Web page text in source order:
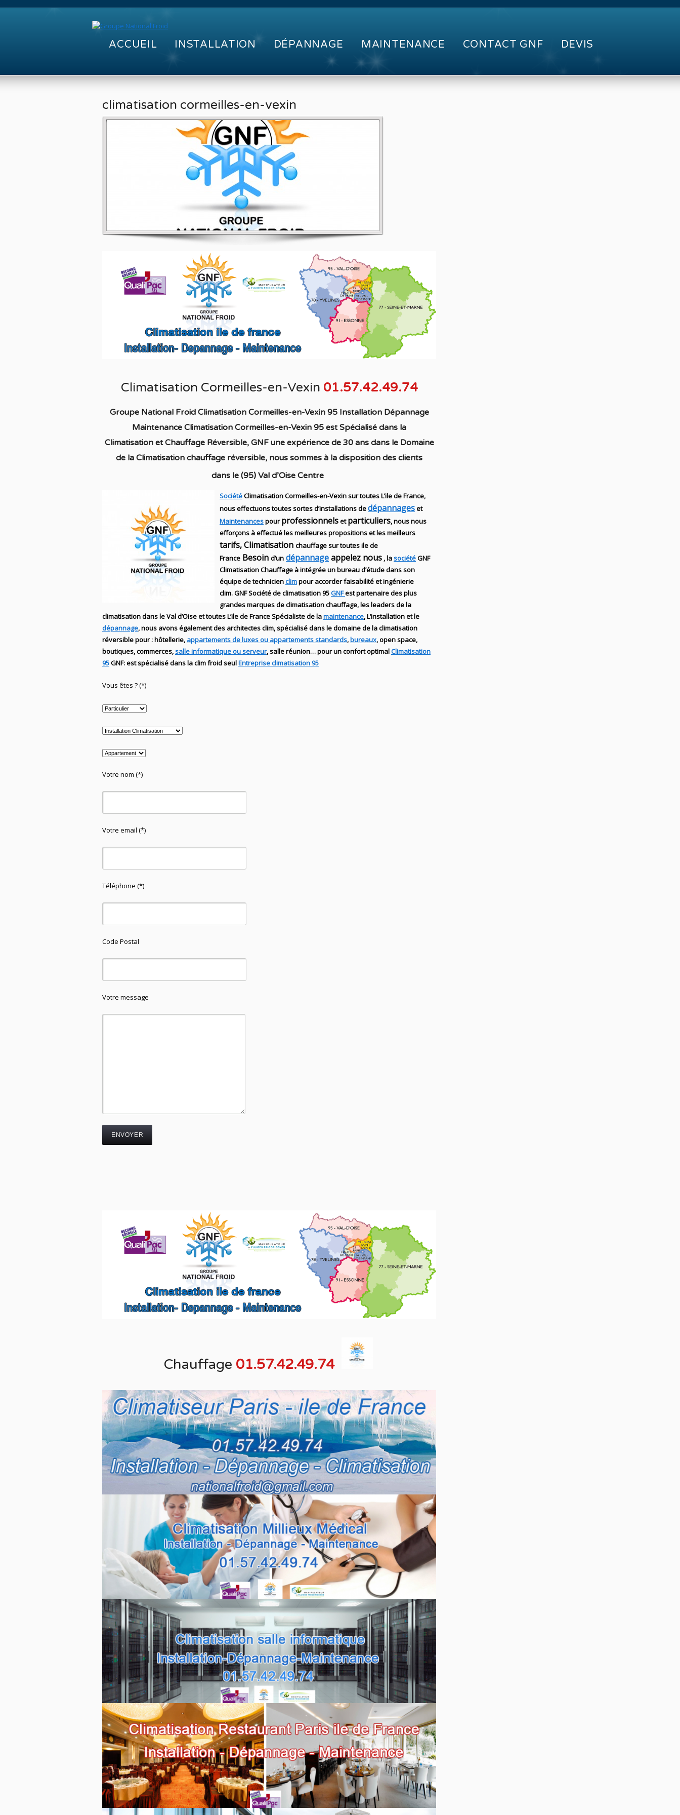
ACCUEIL INSTALLATION DÉPANNAGE MAINTENANCE CONTACT GNF DEVIS
climatisation cormeilles-en-vexin
Climatisation Cormeilles-en-Vexin 01.57.42.49.74
Groupe National Froid Climatisation Cormeilles-en-Vexin 95 Installation Dépannage
Maintenance Climatisation Cormeilles-en-Vexin 95 est Spécialisé dans la
Climatisationet ChauffageRéversible, GNF une expérience de 30 ans dans le Domaine
de la Climatisation chauffage réversible, nous sommes à la disposition des clients
dans le (95) Val d’Oise Centre
SociétéClimatisation Cormeilles-en-Vexin sur toutes L’ile de France,
nous effectuons toutes sortes d’installationsdedépannageset
Maintenancespourprofessionnelsetparticuliers, nous nous
efforçons à effectué les meilleures propositions et les meilleurs
tarifs, Climatisation chauffage sur toutes ile de
France Besoin d’un dépannageappelez nous , lasociétéGNF
Climatisation Chauffage à intégrée un bureau d’étude dans son
équipe de technicienclimpour accorder faisabilité et ingénierie
clim.GNFSociété de climatisation 95GNFest partenaire des plus
grandes marques declimatisation chauffage, les leadersde la
climatisation dans le Val d’Oise et toutes L’ile de France Spécialiste de lamaintenance, L’installationet le
dépannage, nous avons également des architectes clim,spécialisé dans le domaine de laclimatisation
réversiblepour : hôtellerie, appartements de luxes ou appartements standards, bureaux, open space,
boutiques, commerces,salle informatique ou serveur, salle réunion… pour un confort optimalClimatisation
95GNF:estspécialisédans la climfroid seulEntreprise climatisation 95
Vous êtes ? (*)
Votre nom (*)
Votre email (*)
Téléphone (*)
Code Postal
Votre message
Chauffage 01.57.42.49.74